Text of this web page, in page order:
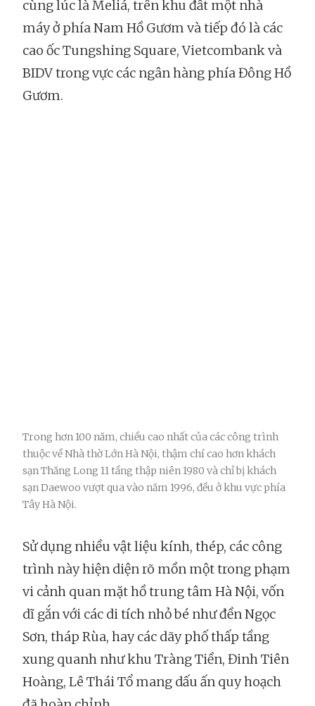
cùng lúc là Meliá, trên khu đất một nhà
máy ở phía Nam Hồ Gươm và tiếp đó là các
cao ốc Tungshing Square, Vietcombank và
BIDV trong vực các ngân hàng phía Đông Hồ
Gươm.
Trong hơn 100 năm, chiều cao nhất của các công trình
thuộc về Nhà thờ Lớn Hà Nội, thậm chí cao hơn khách
sạn Thăng Long 11 tầng thập niên 1980 và chỉ bị khách
sạn Daewoo vượt qua vào năm 1996, đều ở khu vực phía
Tây Hà Nội.
Sử dụng nhiều vật liệu kính, thép, các công
trình này hiện diện rõ mồn một trong phạm
vi cảnh quan mặt hồ trung tâm Hà Nội, vốn
dĩ gắn với các di tích nhỏ bé như đền Ngọc
Sơn, tháp Rùa, hay các dãy phố thấp tầng
xung quanh như khu Tràng Tiền, Đinh Tiên
Hoàng, Lê Thái Tổ mang dấu ấn quy hoạch